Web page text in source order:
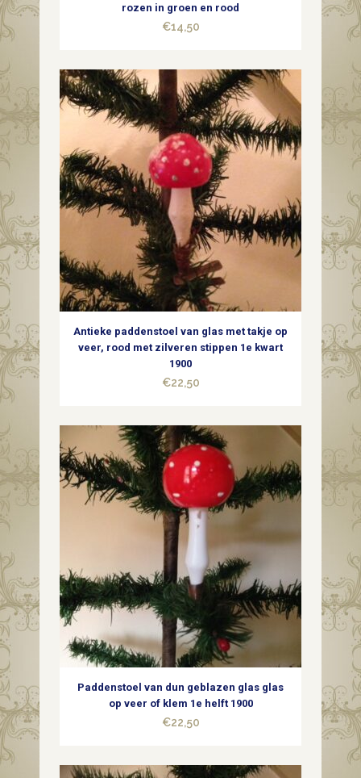
rozen in groen en rood
€14,50
Antieke paddenstoel van glas met takje op
veer, rood met zilveren stippen 1e kwart
1900
€22,50
Paddenstoel van dun geblazen glas glas
op veer of klem 1e helft 1900
€22,50